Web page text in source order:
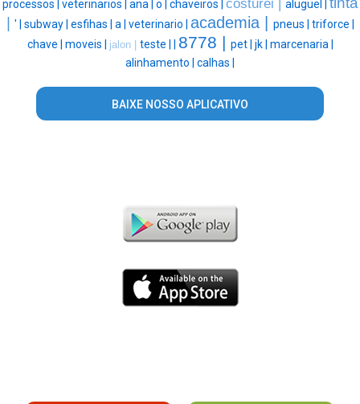
processos | veterinarios | ana | o | chaveiros | costurei | aluguel |
' | subway | esfihas | a | veterinario | academia | pneus | triforce |
chave | moveis | jalon | teste | 8778 | pet | jk | marcenaria |
alinhamento | calhas |
BAIXE NOSSO APLICATIVO